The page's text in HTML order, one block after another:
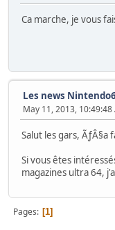
Ca marche, je vous
Les news
May 11, 2013, 10:49:48
Salut les gars, ÃƒÂ§a
Si vous êtes
magazines ultra 64,
Pages 1